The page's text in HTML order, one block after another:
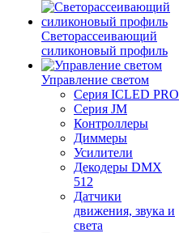
Светорассеивающий
силиконовый профиль
Управление светом
Серия ICLED PRO
Серия JM
Контроллеры
Диммеры
Усилители
Декодеры DMX
512
Датчики
движения, звука и
света